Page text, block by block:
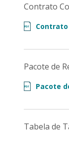
Contrato
Contrato
PDF
Pacote de
Pacote
PDF
Tabela de